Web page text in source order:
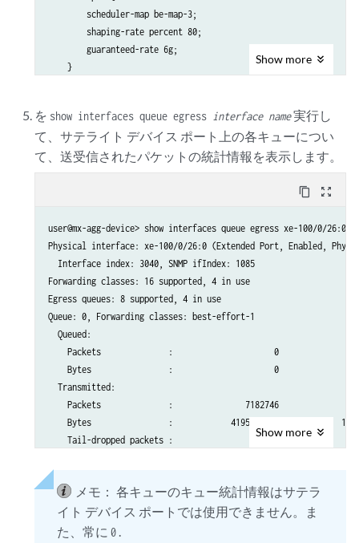
        scheduler-map be-map-3;
        shaping-rate percent 80;
        guaranteed-rate 6g;
    }
    FC-1 {
        class best-effort-1;
        class best-effort-2;
    }
    }
}
interfaces {
    xe-100/0/26 {
        forwarding-class-set {
            FC-1 {
                output-traffic-control-profile be-tcp-1;
        }
            FC-3 {
                output-traffic-control-profile be-tcp-3;
        }
    }
Show more
を show interfaces queue egress interface name実行し
て、サテライト デバイス ポート上の各キューについ
て、送受信されたパケットの統計情報を表示します。
content_copy zoom_out_map
user@mx-agg-device> show interfaces queue egress xe-100/0/
Physical interface: xe-100/0/26:0 (Extended Port, Enabled,
  Interface index: 3040, SNMP ifIndex: 1085
Forwarding classes: 16 supported, 4 in use
Egress queues: 8 supported, 4 in use
Queue: 0, Forwarding classes: best-effort-1
  Queued:
Packets              :                     0
Bytes                :                     0
  Transmitted:
Packets              :               7182746
Bytes                :            4195267965
Tail-dropped packets :                     0
RL-dropped bytes     :                     0
RED-dropped packets  :                     0
RED-dropped bytes    :                     0
Queue: 1, Forwarding classes: best-effort-2
Show more
メモ： 各キューのキュー統計情報はサテラ
イト デバイス ポートでは使用できません。ま
た、常に0 .